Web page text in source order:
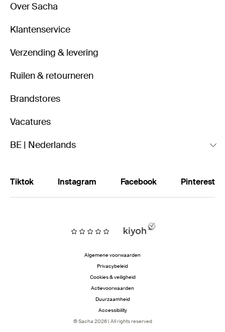
Over Sacha
Klantenservice
Verzending & levering
Ruilen & retourneren
Brandstores
Vacatures
BE | Nederlands
Tiktok Instagram Facebook Pinterest
Algemene voorwaarden
Privacybeleid
Cookies & veiligheid
Actievoorwaarden
Duurzaamheid
Accessibility
© Sacha 2026 | All rights reserved